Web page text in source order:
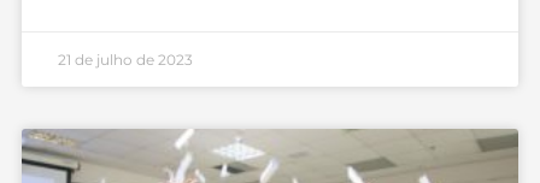
21 de julho de 2023